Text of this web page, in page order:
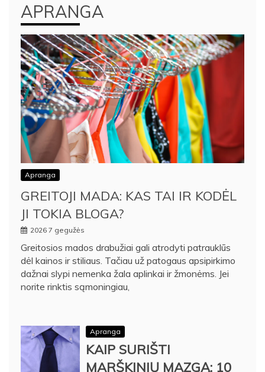
APRANGA
Apranga
GREITOJI MADA: KAS TAI IR KODĖL
JI TOKIA BLOGA?
2026 7 gegužės
Greitosios mados drabužiai gali atrodyti patrauklūs
dėl kainos ir stiliaus. Tačiau už patogaus apsipirkimo
dažnai slypi nemenka žala aplinkai ir žmonėms. Jei
norite rinktis sąmoningiau,
Apranga
KAIP SURIŠTI
MARŠKINIŲ MAZGĄ: 10